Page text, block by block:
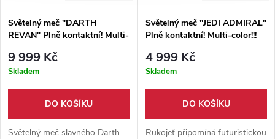
Světelný meč "DARTH
REVAN" Plně kontaktní! Multi-
9 999 Kč
Skladem
DO KOŠÍKU
Světelný meč slavného Darth
Světelný meč "JEDI ADMIRAL"
Plně kontaktní! Multi-color!!!
4 999 Kč
Skladem
DO KOŠÍKU
Rukojeť připomíná futuristickou